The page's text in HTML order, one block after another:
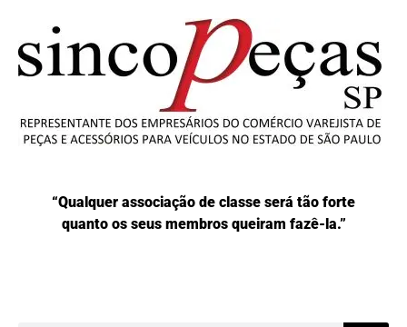
“Qualquer associação de classe será tão forte
quanto os seus membros queiram fazê-la.”